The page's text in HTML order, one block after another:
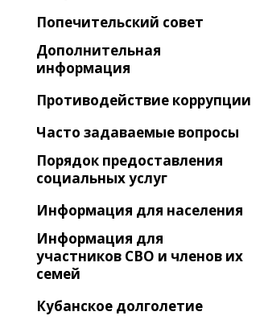
Попечительский совет
Дополнительная
информация
Противодействие коррупции
Часто задаваемые вопросы
Порядок предоставления
социальных услуг
Информация для населения
Информация для
участников СВО и членов их
семей
Кубанское долголетие